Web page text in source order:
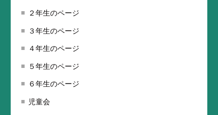
２年生のページ
３年生のページ
４年生のページ
５年生のページ
６年生のページ
児童会